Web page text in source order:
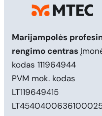
Marijampolės
rengimo centras
kodas 111964944
PVM mok. kodas
LT119649415